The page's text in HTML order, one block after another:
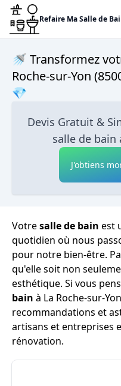
Refaire Ma Salle de
🚿 Transformez
Roche-sur-Yon
💎
Devis Gratuit &
salle de bain
J'obtiens
Votresalle de bain est
quotidien où nous
pour notre bien-être.
qu'elle soit non
esthétique. Si vous
bain à La Roche-sur-
recommandations et
artisans et entreprises
rénovation.